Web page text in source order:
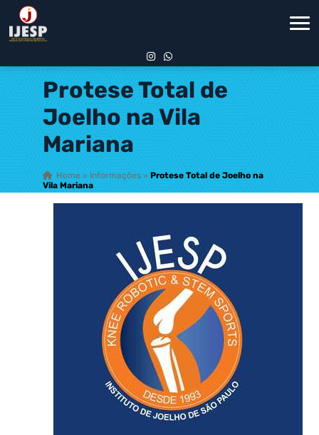
Protese Total de
Joelho na Vila
Mariana
Home » Informações » Protese Total de Joelho na
Vila Mariana